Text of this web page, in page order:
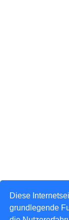
Diese
grundlegende